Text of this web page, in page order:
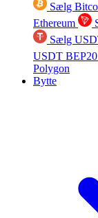
Sælg
Ethereum
Sælg
USDT BEP20
Polygon
Bytte